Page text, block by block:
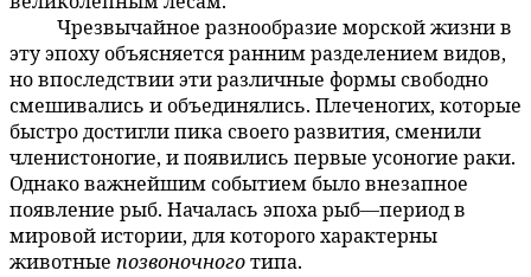
Чрезвычайное разнообразие морской жизни в
эту эпоху объясняется ранним разделением видов,
но впоследствии эти различные формы свободно
смешивались и объединялись. Плеченогих, которые
быстро достигли пика своего развития, сменили
членистоногие, и появились первые усоногие раки.
Однако важнейшим событием было внезапное
появление рыб. Началась эпоха рыб—период в
мировой истории, для которого характерны
животные позвоночноготипа.